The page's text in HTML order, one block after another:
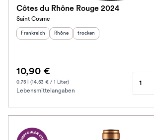
Côtes du Rhône Rouge 2024
Saint Cosme
Herkunftsland
Frankreich Herkunftsregion:
Rhône Geschmack
trocken
10,90 €
0.75 l (14.53 € / 1 Liter)
Lebensmittelangaben
1